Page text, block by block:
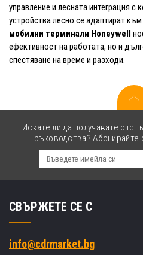
управление и лесната интеграция с
устройства лесно се адаптират
мобилни терминали Honeywell
ефективност на работата, но и
спестяване на време и разходи.
Искате ли да получавате
ръководства?
СВЪРЖЕТЕ СЕ С
info@cdrmarket.bg